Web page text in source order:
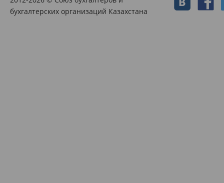
бухгалтерских организаций Казахстана